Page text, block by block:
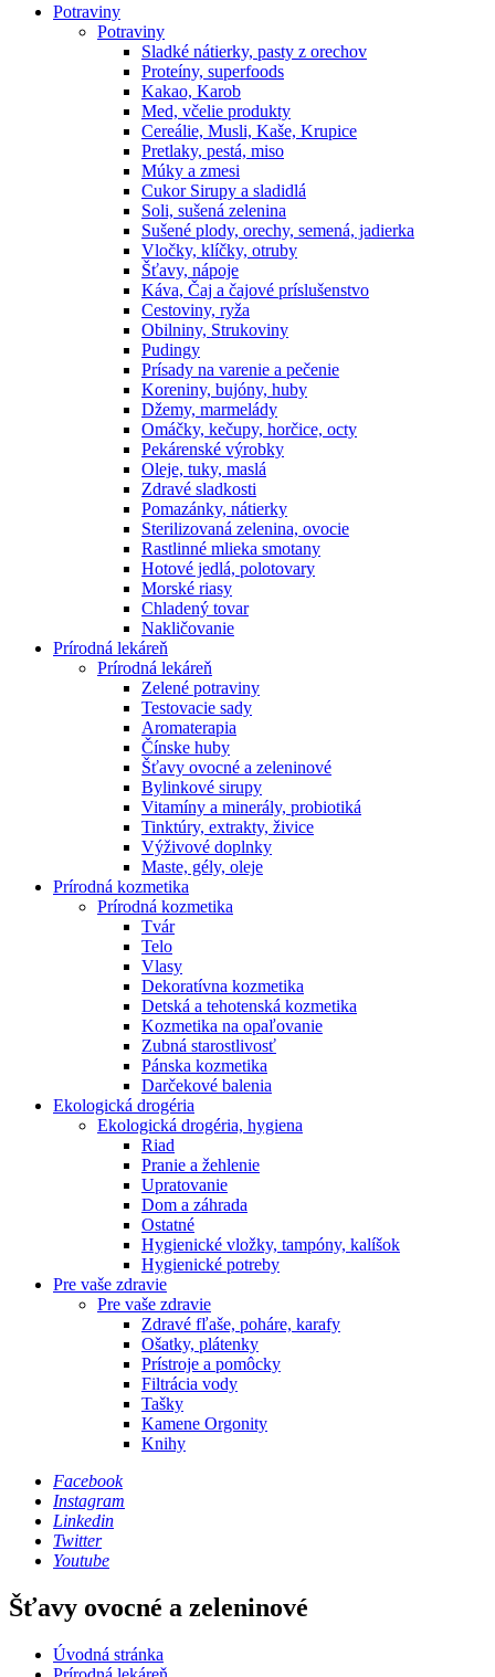
Potraviny
Potraviny
Sladké nátierky, pasty z orechov
Proteíny, superfoods
Kakao, Karob
Med, včelie produkty
Cereálie, Musli, Kaše, Krupice
Pretlaky, pestá, miso
Múky a zmesi
Cukor Sirupy a sladidlá
Soli, sušená zelenina
Sušené plody, orechy, semená, jadierka
Vločky, klíčky, otruby
Šťavy, nápoje
Káva, Čaj a čajové príslušenstvo
Cestoviny, ryža
Obilniny, Strukoviny
Pudingy
Prísady na varenie a pečenie
Koreniny, bujóny, huby
Džemy, marmelády
Omáčky, kečupy, horčice, octy
Pekárenské výrobky
Oleje, tuky, maslá
Zdravé sladkosti
Pomazánky, nátierky
Sterilizovaná zelenina, ovocie
Rastlinné mlieka smotany
Hotové jedlá, polotovary
Morské riasy
Chladený tovar
Nakličovanie
Prírodná lekáreň
Prírodná lekáreň
Zelené potraviny
Testovacie sady
Aromaterapia
Čínske huby
Šťavy ovocné a zeleninové
Bylinkové sirupy
Vitamíny a minerály, probiotiká
Tinktúry, extrakty, živice
Výživové doplnky
Maste, gély, oleje
Prírodná kozmetika
Prírodná kozmetika
Tvár
Telo
Vlasy
Dekoratívna kozmetika
Detská a tehotenská kozmetika
Kozmetika na opaľovanie
Zubná starostlivosť
Pánska kozmetika
Darčekové balenia
Ekologická drogéria
Ekologická drogéria, hygiena
Riad
Pranie a žehlenie
Upratovanie
Dom a záhrada
Ostatné
Hygienické vložky, tampóny, kalíšok
Hygienické potreby
Pre vaše zdravie
Pre vaše zdravie
Zdravé fľaše, poháre, karafy
Ošatky, plátenky
Prístroje a pomôcky
Filtrácia vody
Tašky
Kamene Orgonity
Knihy
Facebook
Instagram
Linkedin
Twitter
Youtube
Šťavy ovocné a zeleninové
Úvodná stránka